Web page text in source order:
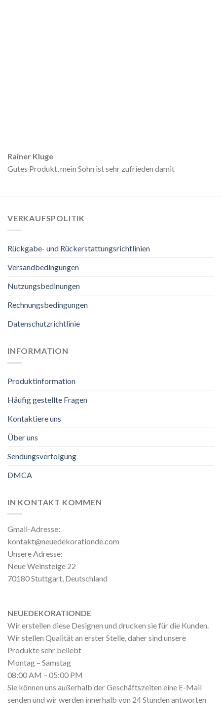
Rainer Kluge
Gutes Produkt, mein Sohn ist sehr zufrieden damit
VERKAUFSPOLITIK
Rückgabe- und Rückerstattungsrichtlinien
Versandbedingungen
Nutzungsbedinungen
Rechnungsbedingungen
Datenschutzrichtlinie
INFORMATION
Produktinformation
Häufig gestellte Fragen
Kontaktiere uns
Über uns
Sendungsverfolgung
DMCA
IN KONTAKT KOMMEN
Gmail-Adresse:
kontakt@neuedekorationde.com
Unsere Adresse:
Neue Weinsteige 22
70180 Stuttgart, Deutschland
NEUEDEKORATIONDE
Wir erstellen diese Designen und drucken sie für die Kunden.
Wir stellen Qualität an erster Stelle, daher sind unsere
Produkte sehr beliebt
Montag – Samstag
08:00 AM – 05:00 PM
Sie können uns außerhalb der Geschäftszeiten eine E-Mail
senden und wir werden innerhalb von 24 Stunden antworten